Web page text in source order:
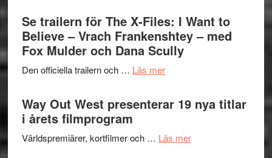
–
en
Se trailern för The X-Files: I Want to
Believe – Vrach Frankenshtey – med
Fox Mulder och Dana Scully
Den officiella trailern och … Läs merom
trailern
för
X-
Way Out West presenterar 19 nya titlar
i årets filmprogram
Världspremiärer, kortfilmer och … Läs merom